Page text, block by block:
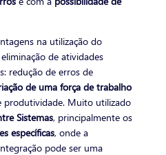
na utilização do
de atividades
redução de erros de
de uma força de trabalho
produtividade. Muito utilizado
Sistemas, principalmente os
específicas, onde a
pode ser uma